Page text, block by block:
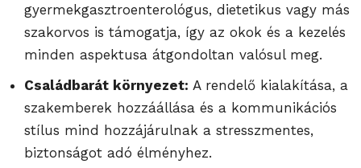
gyermekgasztroenterológus, dietetikus vagy más
szakorvos is támogatja, így az okok és a kezelés
minden aspektusa átgondoltan valósul meg.
Családbarát környezet: A rendelő kialakítása, a
szakemberek hozzáállása és a kommunikációs
stílus mind hozzájárulnak a stresszmentes,
biztonságot adó élményhez.